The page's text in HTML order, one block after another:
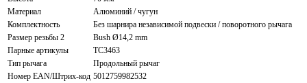
Материал
Алюминий / чугун
Комплектность
Без шарнира независимой подвески / поворотного рычага
Размер резьбы 2
Bush Ø14,2 mm
Парные артикулы
TC3463
Тип рычага
Продольный рычаг
Номер EAN/Штрих-код 5012759982532